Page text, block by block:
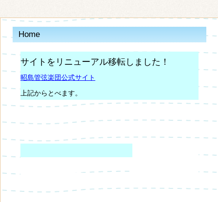
Home
サイトをリニューアル移転しました！
昭島管弦楽団公式サイト
上記からとべます。